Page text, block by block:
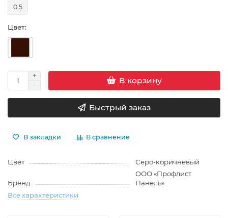
0.5
Цвет:
В корзину
Быстрый заказ
В закладки В сравнение
Цвет Серо-коричневый
Бренд
ООО «Профлист
Панель»
Все характеристики